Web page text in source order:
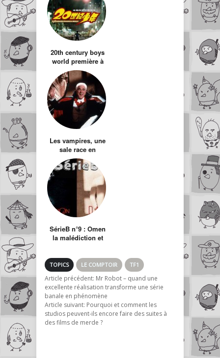
20th century boys
world première à
Paris
Les vampires, une
sale race en
perdition…
SérieB n°9 : Omen
la malédiction et
TOPICS LE COMPTOIR TF1
Article précédent: Mr Robot – quand une
excellente réalisation transforme une série
banale en phénomène
Article suivant: Pourquoi et comment les
studios peuvent-ils encore faire des suites à
des films de merde ?